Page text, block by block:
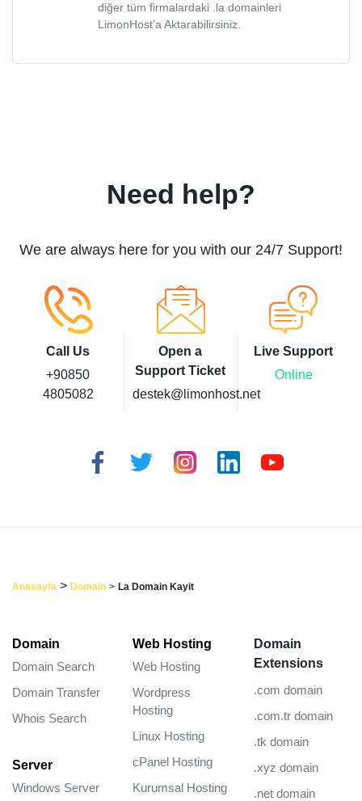
diğer tüm firmalardaki .la domainleri
LimonHost’a Aktarabilirsiniz.
Need help?
We are always here for you with our 24/7 Support!
Call Us
+90850
4805082
Open a
Support Ticket
destek@limonhost.net
Live Support
Online
Anasayfa > Domain > La Domain Kayit
Domain
Domain Search
Domain Transfer
Whois Search
Server
Windows Server
Web Hosting
Web Hosting
Wordpress
Hosting
Linux Hosting
cPanel Hosting
Kurumsal Hosting
Domain
Extensions
.com domain
.com.tr domain
.tk domain
.xyz domain
.net domain